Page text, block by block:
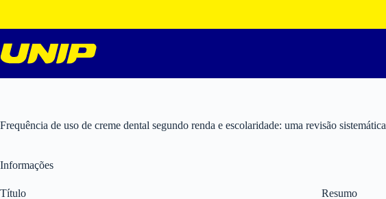
o
conteúdo
Frequência de uso de creme dental segundo renda e escolaridade: uma revisão sistemática
Informações
Título Resumo